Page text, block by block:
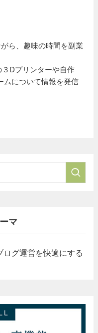
ら、趣味の時間を副業
Dプリンターや自作
ムについて情報を発信
マ
ログ運営を快適にする